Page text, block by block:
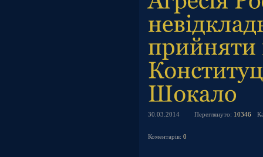
30.03.2014 Переглянуто: 10346
Коментарів: 0